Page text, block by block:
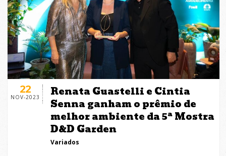
22
NOV-2023
Renata Guastelli e Cintia
Senna ganham o prêmio de
melhor ambiente da 5ª Mostra
D&D Garden
Variados